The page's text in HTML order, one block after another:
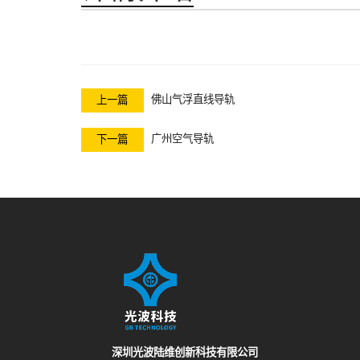
上一篇 佛山气浮直线导轨
下一篇 广州空气导轨
深圳光波陆维创新科技有限公司